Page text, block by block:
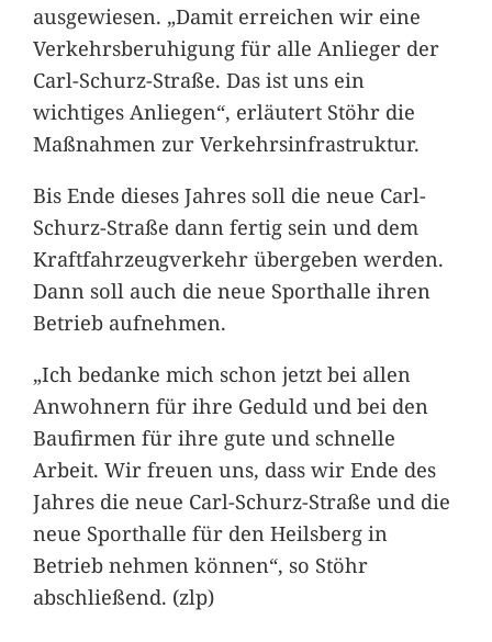
ausgewiesen. „Damit erreichen wir eine
Verkehrsberuhigung für alle Anlieger der
Carl-Schurz-Straße. Das ist uns ein
wichtiges Anliegen“, erläutert Stöhr die
Maßnahmen zur Verkehrsinfrastruktur.
Bis Ende dieses Jahres soll die neue Carl-
Schurz-Straße dann fertig sein und dem
Kraftfahrzeugverkehr übergeben werden.
Dann soll auch die neue Sporthalle ihren
Betrieb aufnehmen.
„Ich bedanke mich schon jetzt bei allen
Anwohnern für ihre Geduld und bei den
Baufirmen für ihre gute und schnelle
Arbeit. Wir freuen uns, dass wir Ende des
Jahres die neue Carl-Schurz-Straße und die
neue Sporthalle für den Heilsberg in
Betrieb nehmen können“, so Stöhr
abschließend. (zlp)